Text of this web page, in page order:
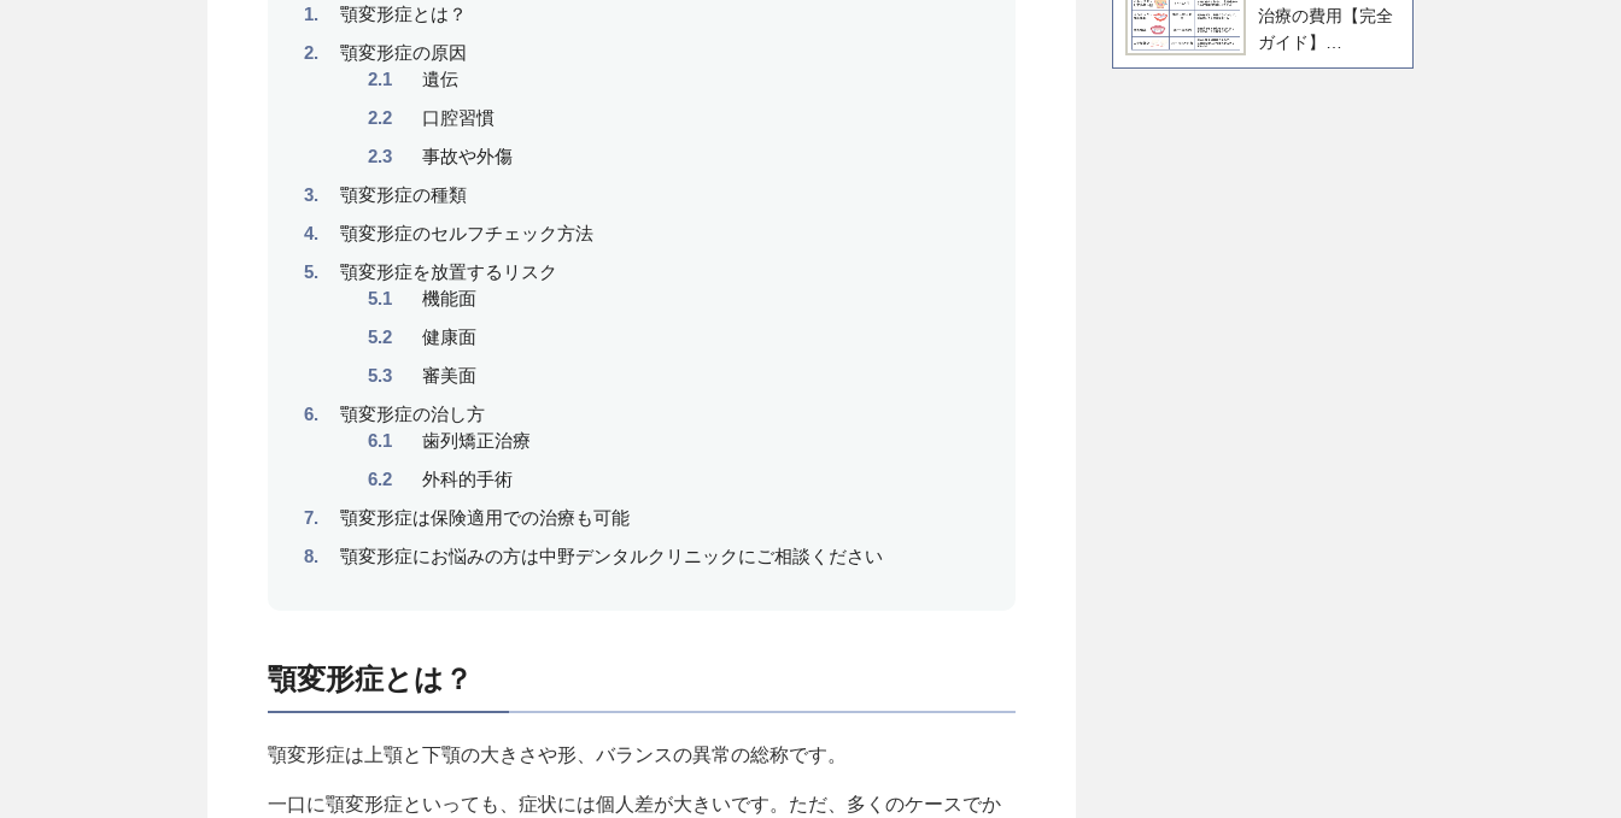
顎変形症とは？
顎変形症の原因
遺伝
口腔習慣
事故や外傷
顎変形症の種類
顎変形症のセルフチェック方法
顎変形症を放置するリスク
機能面
健康面
審美面
顎変形症の治し方
歯列矯正治療
外科的手術
顎変形症は保険適用での治療も可能
顎変形症にお悩みの方は中野デンタルクリニックにご相談ください
顎変形症とは？
顎変形症は上顎と下顎の大きさや形、バランスの異常の総称です。
一口に顎変形症といっても、症状には個人差が大きいです。ただ、多くのケースでか
治療の費用【完全
ガイド】…